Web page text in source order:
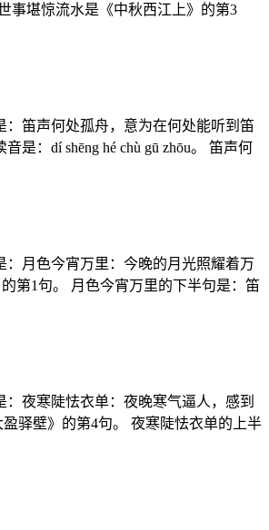
事堪惊流水是《中秋西江上》的第3
笛声何处孤舟，意为在何处能听到笛
：dí shēng hé chù gū zhōu。 笛声何
月色今宵万里：今晚的月光照耀着万
第1句。 月色今宵万里的下半句是：笛
夜寒陡怯衣单：夜晚寒气逼人，感到
驿壁》的第4句。 夜寒陡怯衣单的上半